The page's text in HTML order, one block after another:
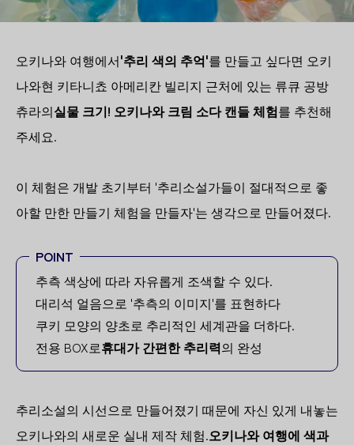
오키나와 여행에서'추리 색의 추억'를 만들고 싶다면 오키
나와현 키타니쵸 아메리칸 빌리지 근처에 있는 류큐 공방
츄라의실물 크기! 오키나와 크림 소다 캔들 체험를 추천해
주세요.
이 체험은 개발 초기부터 '추리소설가들이 절대적으로 좋
아할 만한 만들기 체험을 만들자'는 생각으로 만들어졌다.
POINT
추측 색상에 따라 자유롭게 조색할 수 있다.
대리석 얼음으로 '추측의 이미지'를 표현하다
쿠키 모양의 양초로 추리적인 세계관을 더하다.
전용 BOX로휴대가 간편한 추리력의 완성
추리소설의 시선으로 만들어졌기 때문에 자신 있게 내놓는
오키나와의 새로운 실내 제작 체험.오키나와 여행에 색과